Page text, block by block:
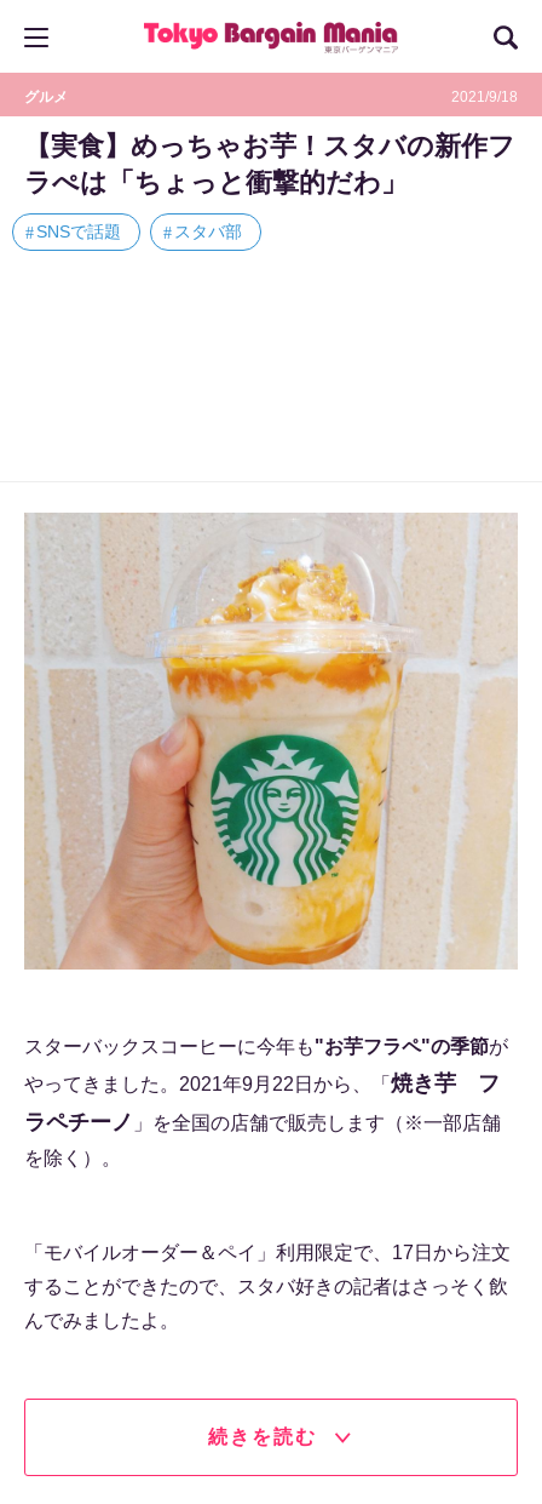
グルメ 2021/9/18
【実食】めっちゃお芋！スタバの新作フ
ラぺは「ちょっと衝撃的だわ」
SNSで話題 スタバ部
スターバックスコーヒーに今年も"お芋フラペ"の季節が
やってきました。2021年9月22日から、「 焼き芋 フ
ラペチーノ 」を全国の店舗で販売します（※一部店舗
を除く）。
「モバイルオーダー＆ペイ」利用限定で、17日から注文
することができたので、スタバ好きの記者はさっそく飲
んでみましたよ。
続きを読む